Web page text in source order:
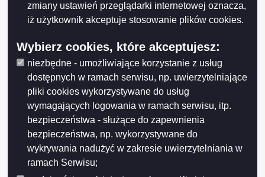
zmiany ustawień przeglądarki internetowej oznacza,
iż użytkownik akceptuje stosowanie plików cookies.
Wybierz cookies, które akceptujesz:
niezbędne - umożliwiające korzystanie z usług
dostępnych w ramach serwisu, np. uwierzytelniające
pliki cookies wykorzystywane do usług
wymagających logowania w ramach serwisu, itp.
bezpieczeństwa - służące do zapewnienia
bezpieczeństwa, np. wykorzystywane do
wykrywania nadużyć w zakresie uwierzytelniania w
ramach Serwisu;